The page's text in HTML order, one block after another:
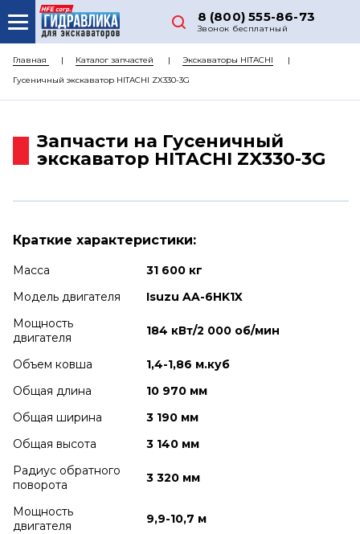
8 (800) 555-86-73
Звонок бесплатный
О НАС
КАТАЛОГ ЗАПЧАСТЕЙ
ДОСТАВКА
Главная Каталог запчастей
Экскаваторы HITACHI
Гусеничный экскаватор HITACHI ZX330-3G
Запчасти на Гусеничный
экскаватор HITACHI ZX330-3G
Краткие характеристики:
Масса
31 600 кг
Модель двигателя
Isuzu AA-6HK1X
Мощность
двигателя
184 кВт/2 000 об/мин
Объем ковша
1,4-1,86 м.куб
Общая длина
10 970 мм
Общая ширина
3 190 мм
Общая высота
3 140 мм
Радиус обратного
поворота
3 320 мм
Мощность
двигателя
9,9-10,7 м